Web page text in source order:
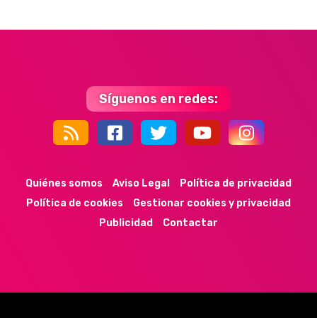
Síguenos en redes:
Quiénes somos Aviso Legal
Política de privacidad
Política de cookies
Gestionar cookies y privacidad
Publicidad
Contactar